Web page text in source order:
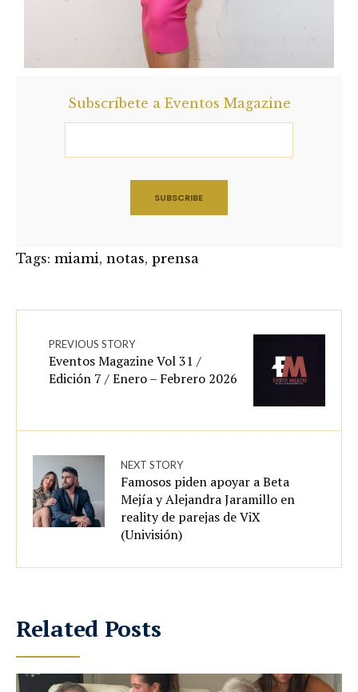
Subscríbete a Eventos Magazine
Tags: miami, notas, prensa
PREVIOUS STORY
Eventos Magazine Vol 31 /
Edición 7 / Enero – Febrero 2026
NEXT STORY
Famosos piden apoyar a Beta
Mejía y Alejandra Jaramillo en
reality de parejas de ViX
(Univisión)
Related Posts